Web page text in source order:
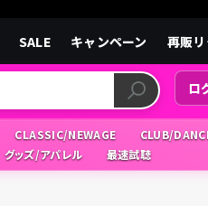
SALE キャンペーン 再販
ロ
CLASSIC/NEWAGE CLUB/
グッズ/アパレル 最速試聴